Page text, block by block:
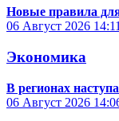
Новые правила
06 Август 2026 14:11
Экономика
В регионах
06 Август 2026